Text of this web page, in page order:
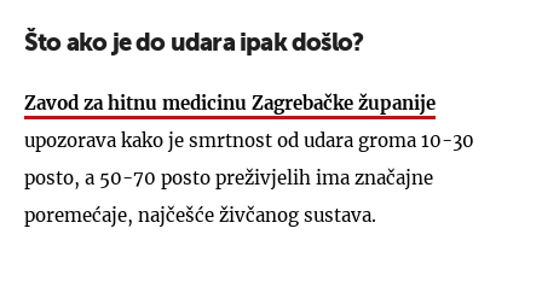
Što ako je do udara ipak došlo?
Zavod za hitnu medicinu Zagrebačke županije
upozorava kako je smrtnost od udara groma 10-30
posto, a 50-70 posto preživjelih ima značajne
poremećaje, najčešće živčanog sustava.